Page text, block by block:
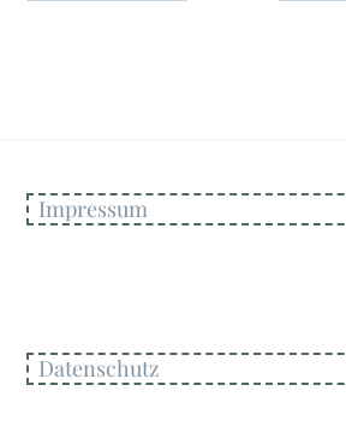
Impressum
Datenschutz